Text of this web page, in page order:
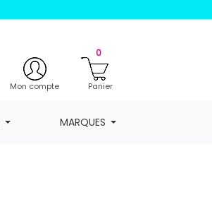
Mon compte
0
Panier
MARQUES